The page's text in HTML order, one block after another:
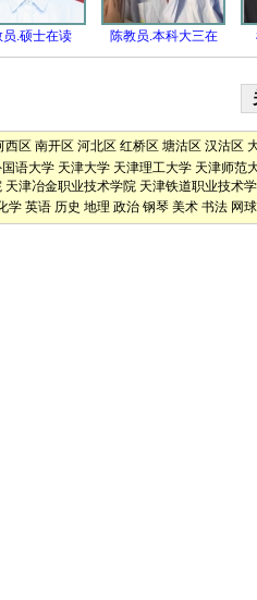
员.硕士在读 陈教员.本科大三在
西区 南开区 河北区 红桥区 塘沽区 汉沽区
语大学 天津大学 天津理工大学 天津师范
天津冶金职业技术学院 天津铁道职业技术
学 英语 历史 地理 政治 钢琴 美术 书法 网球